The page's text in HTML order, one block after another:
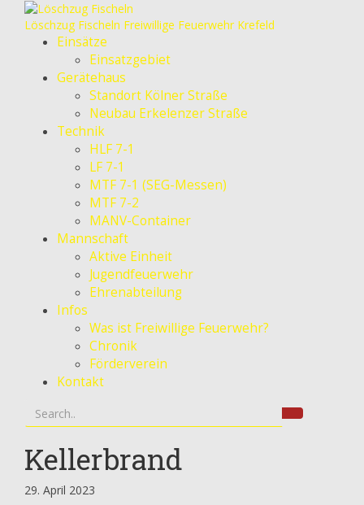
Löschzug Fischeln Freiwillige Feuerwehr Krefeld
Einsätze
Einsatzgebiet
Gerätehaus
Standort Kölner Straße
Neubau Erkelenzer Straße
Technik
HLF 7-1
LF 7-1
MTF 7-1 (SEG-Messen)
MTF 7-2
MANV-Container
Mannschaft
Aktive Einheit
Jugendfeuerwehr
Ehrenabteilung
Infos
Was ist Freiwillige Feuerwehr?
Chronik
Förderverein
Kontakt
Kellerbrand
29. April 2023